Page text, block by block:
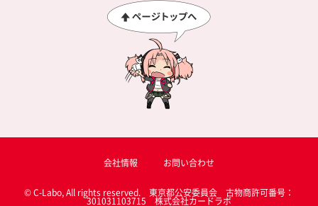
会社情報 お問い合わせ
© C-Labo, All rights reserved. 東京都公安委員会 古物商許可番号：
301031103715 株式会社カードラボ